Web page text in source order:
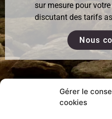
Gérer le
cookies
sur mesure pour
discutant des tarifs
Nous